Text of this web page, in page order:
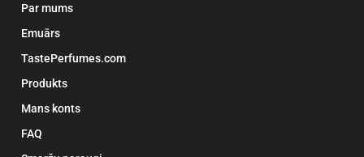
Par mums
Emuārs
TastePerfumes.com
Produkts
Mans konts
FAQ